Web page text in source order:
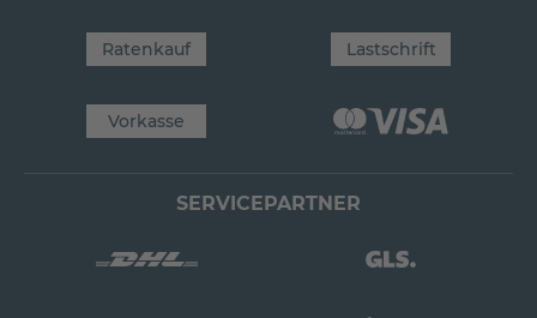
Ratenkauf Lastschrift
Vorkasse
SERVICEPARTNER